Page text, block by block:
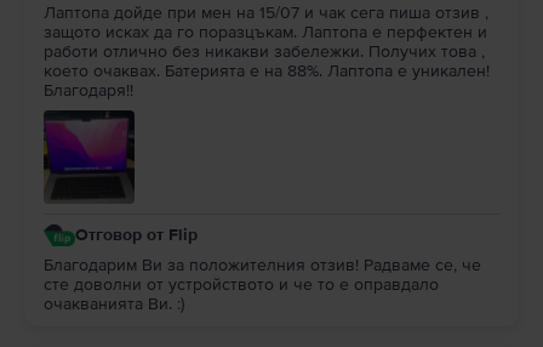
Лаптопа дойде при мен на 15/07 и чак сега пиша отзив ,
защото исках да го поразцъкам. Лаптопа е перфектен и
работи отлично без никакви забележки. Получих това ,
което очаквах. Батерията е на 88%. Лаптопа е уникален!
Благодаря!!
Отговор от Flip
Благодарим Ви за положителния отзив! Радваме се, че
сте доволни от устройството и че то е оправдало
очакванията Ви. :)